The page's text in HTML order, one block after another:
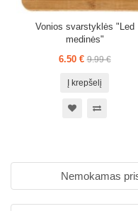
Vonios svarstyklės "Led
medinės"
6.50 € 9.99 €
Į krepšelį
Nemokamas